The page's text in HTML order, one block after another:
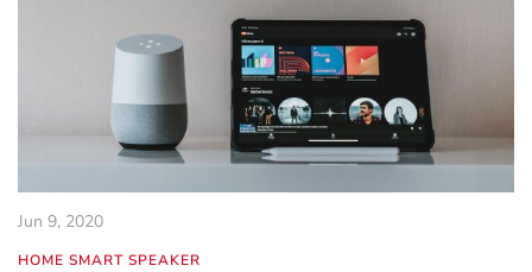
Jun 9, 2020
HOME SMART SPEAKER